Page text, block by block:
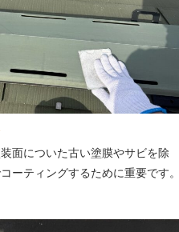
面についた古い塗膜やサビを除
ーティングするために重要です。